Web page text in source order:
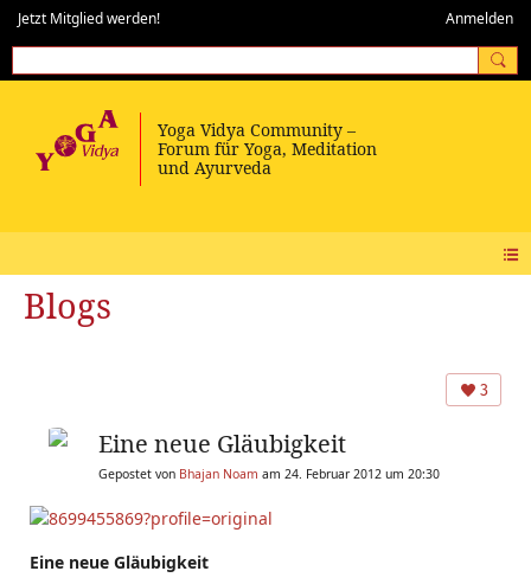
Jetzt Mitglied werden! Anmelden
Blogs
3
Eine neue Gläubigkeit
Gepostet von Bhajan Noam am 24. Februar 2012 um 20:30
Eine neue Gläubigkeit